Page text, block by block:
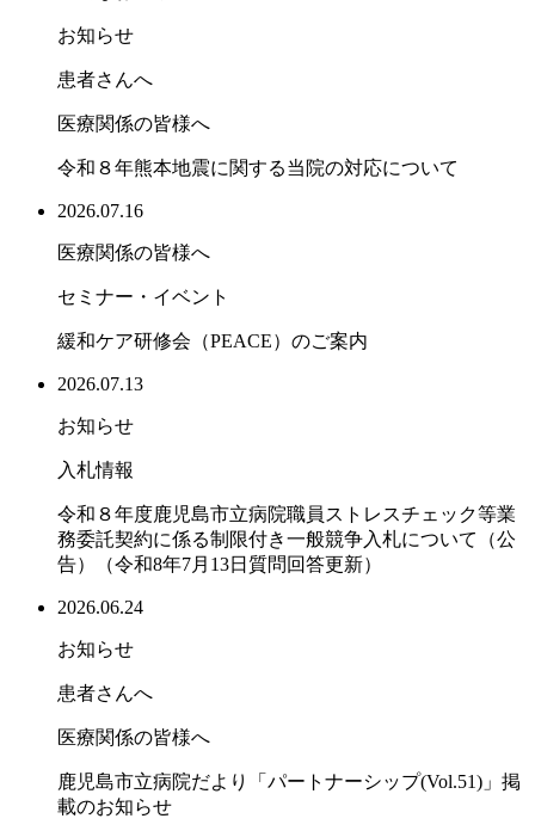
お知らせ
患者さんへ
医療関係の皆様へ
令和８年熊本地震に関する当院の対応について
2026.07.16
医療関係の皆様へ
セミナー・イベント
緩和ケア研修会（PEACE）のご案内
2026.07.13
お知らせ
入札情報
令和８年度鹿児島市立病院職員ストレスチェック等業
務委託契約に係る制限付き一般競争入札について（公
告）（令和8年7月13日質問回答更新）
2026.06.24
お知らせ
患者さんへ
医療関係の皆様へ
鹿児島市立病院だより「パートナーシップ(Vol.51)」掲
載のお知らせ